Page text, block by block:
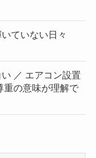
いていない日々
／ エアコン設置
重の意味が理解で